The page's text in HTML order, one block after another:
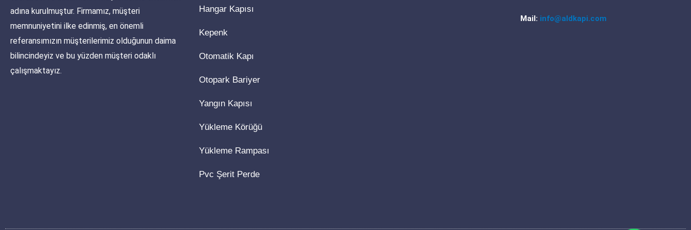
adına kurulmuştur. Firmamız, müşteri
memnuniyetini ilke edinmiş, en önemli
referansımızın müşterilerimiz olduğunun daima
bilincindeyiz ve bu yüzden müşteri odaklı
çalışmaktayız.
Hangar Kapısı
Kepenk
Otomatik Kapı
Otopark Bariyer
Yangın Kapısı
Yükleme Körüğü
Yükleme Rampası
Pvc Şerit Perde
Mail: info@aldkapi.com